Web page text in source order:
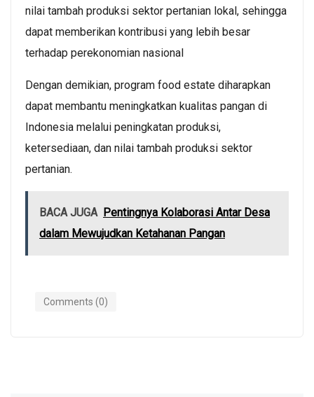
nilai tambah produksi sektor pertanian lokal, sehingga
dapat memberikan kontribusi yang lebih besar
terhadap perekonomian nasional
Dengan demikian, program food estate diharapkan
dapat membantu meningkatkan kualitas pangan di
Indonesia melalui peningkatan produksi,
ketersediaan, dan nilai tambah produksi sektor
pertanian.
BACA JUGA Pentingnya Kolaborasi Antar Desa
dalam Mewujudkan Ketahanan Pangan
Comments (0)